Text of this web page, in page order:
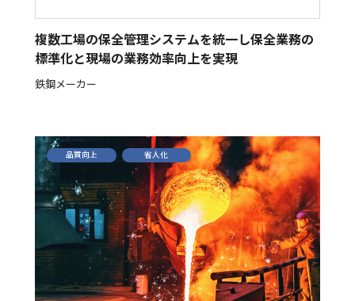
お問い合わせフォーム
旧SMEX製業務用石油ストーブをご使用のお客様へ
複数工場の保全管理システムを統一し保全業務の
標準化と現場の業務効率向上を実現
鉄鋼メーカー
品質向上 省人化